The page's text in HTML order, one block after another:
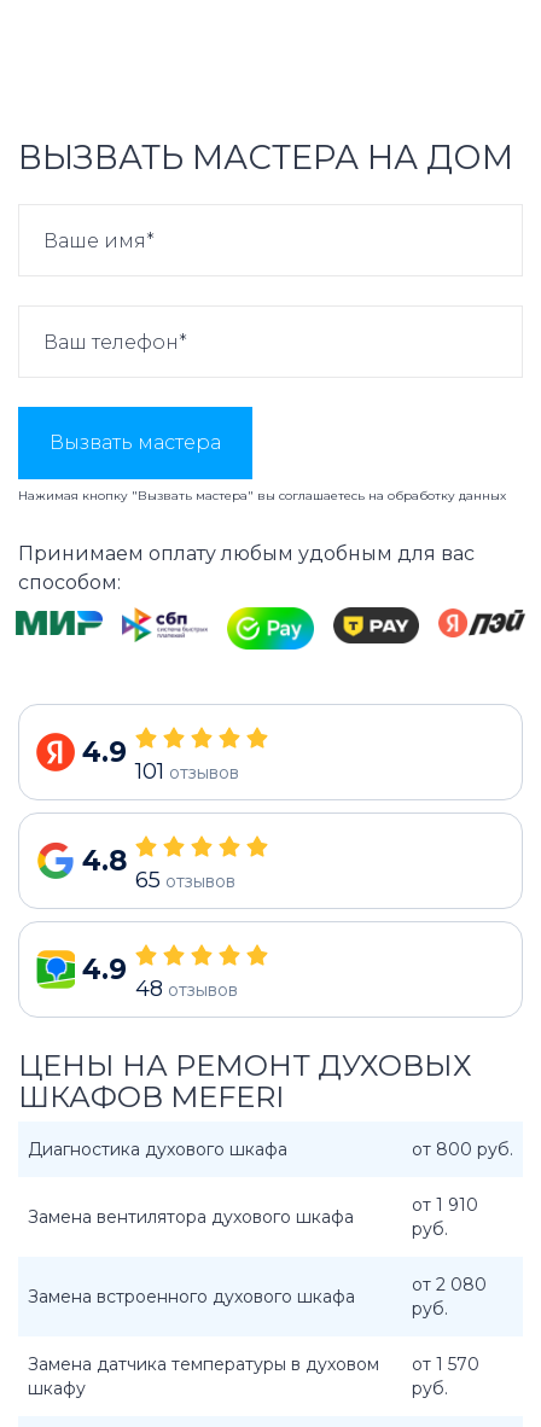
ВЫЗВАТЬ МАСТЕРА НА ДОМ
Вызвать мастера
Нажимая кнопку "Вызвать мастера" вы соглашаетесь на обработку данных
Принимаем оплату любым удобным для вас
способом:
4.9
101 отзывов
4.8
65 отзывов
4.9
48 отзывов
ЦЕНЫ НА РЕМОНТ ДУХОВЫХ
ШКАФОВ MEFERI
Диагностика духового шкафа от 800 руб.
Замена вентилятора духового шкафа
от 1 910
руб.
Замена встроенного духового шкафа
от 2 080
руб.
Замена датчика температуры в духовом
шкафу
от 1 570
руб.